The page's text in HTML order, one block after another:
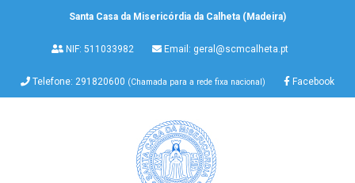
Santa Casa da Misericórdia da Calheta (Madeira)
NIF: 511033982 Email: geral@scmcalheta.pt
Telefone: 291820600 (Chamada para a rede fixa nacional) Facebook